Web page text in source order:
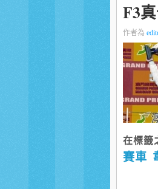
F3
作者為
在標籤
賽車